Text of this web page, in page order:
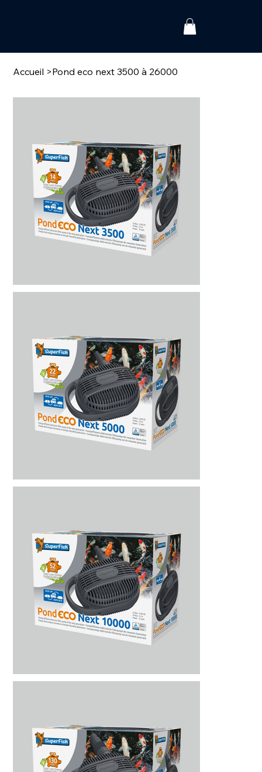
Accueil >Pond eco next 3500 à 26000